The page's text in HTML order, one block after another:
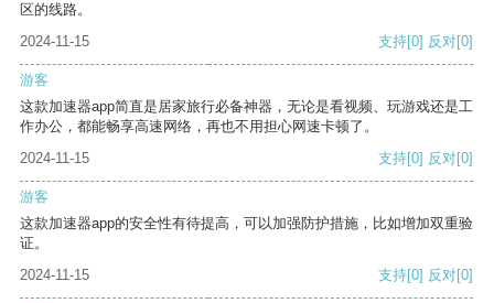
区的线路。
2024-11-15
支持[0] 反对[0]
游客
这款加速器app简直是居家旅行必备神器，无论是看视频、玩游戏还是工
作办公，都能畅享高速网络，再也不用担心网速卡顿了。
2024-11-15
支持[0] 反对[0]
游客
这款加速器app的安全性有待提高，可以加强防护措施，比如增加双重验
证。
2024-11-15
支持[0] 反对[0]